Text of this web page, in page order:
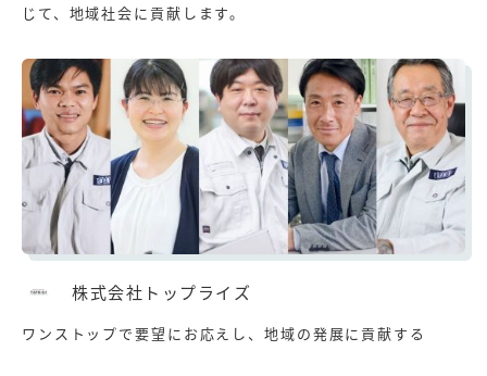
じて、地域社会に貢献します。
株式会社トップライズ
ワンストップで要望にお応えし、地域の発展に貢献する